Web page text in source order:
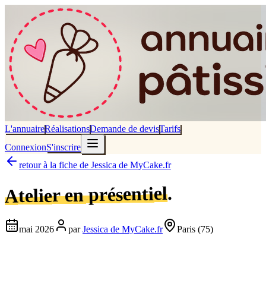
L'annuaireRéalisationsDemande de devisTarifs
ConnexionS'inscrire
retour à la fiche de Jessica de MyCake.fr
Atelier en présentiel.
mai 2026 par Jessica de MyCake.fr Paris (75)